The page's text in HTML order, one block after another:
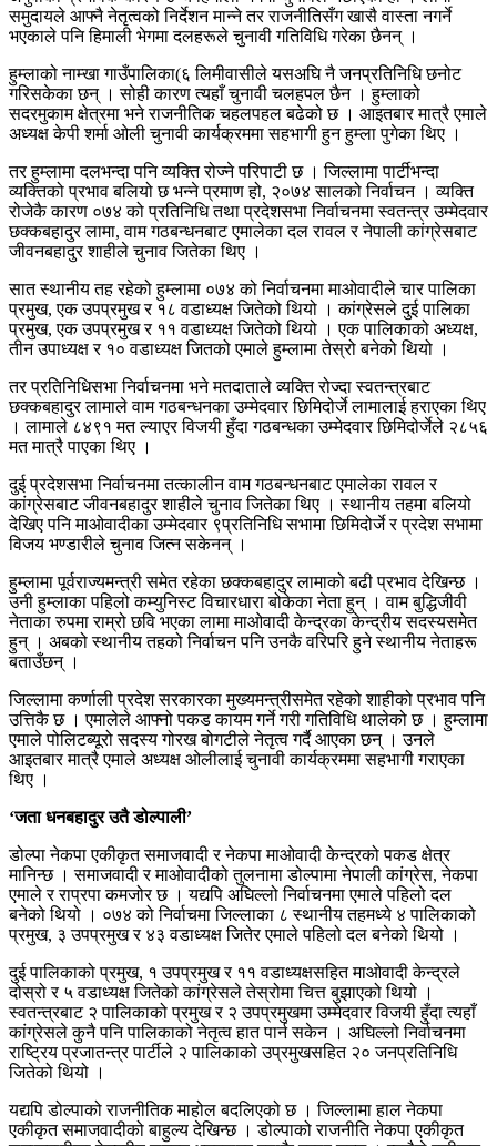
समुदायले आफ्नै नेतृत्वको निर्देशन मान्ने तर राजनीतिसँग खासै वास्ता नगर्ने
भएकाले पनि हिमाली भेगमा दलहरूले चुनावी गतिविधि गरेका छैनन् ।
हुम्लाको नाम्खा गाउँपालिका(६ लिमीवासीले यसअघि नै जनप्रतिनिधि छनोट
गरिसकेका छन् । सोही कारण त्यहाँ चुनावी चलहपल छैन । हुम्लाको
सदरमुकाम क्षेत्रमा भने राजनीतिक चहलपहल बढेको छ । आइतबार मात्रै एमाले
अध्यक्ष केपी शर्मा ओली चुनावी कार्यक्रममा सहभागी हुन हुम्ला पुगेका थिए ।
तर हुम्लामा दलभन्दा पनि व्यक्ति रोज्ने परिपाटी छ । जिल्लामा पार्टीभन्दा
व्यक्तिको प्रभाव बलियो छ भन्ने प्रमाण हो, २०७४ सालको निर्वाचन । व्यक्ति
रोजेकै कारण ०७४ को प्रतिनिधि तथा प्रदेशसभा निर्वाचनमा स्वतन्त्र उम्मेदवार
छक्कबहादुर लामा, वाम गठबन्धनबाट एमालेका दल रावल र नेपाली कांग्रेसबाट
जीवनबहादुर शाहीले चुनाव जितेका थिए ।
सात स्थानीय तह रहेको हुम्लामा ०७४ को निर्वाचनमा माओवादीले चार पालिका
प्रमुख, एक उपप्रमुख र १८ वडाध्यक्ष जितेको थियो । कांग्रेसले दुई पालिका
प्रमुख, एक उपप्रमुख र ११ वडाध्यक्ष जितेको थियो । एक पालिकाको अध्यक्ष,
तीन उपाध्यक्ष र १० वडाध्यक्ष जितको एमाले हुम्लामा तेस्रो बनेको थियो ।
तर प्रतिनिधिसभा निर्वाचनमा भने मतदाताले व्यक्ति रोज्दा स्वतन्त्रबाट
छक्कबहादुर लामाले वाम गठबन्धनका उम्मेदवार छिमिदोर्जे लामालाई हराएका थिए
। लामाले ८४९१ मत ल्याएर विजयी हुँदा गठबन्धका उम्मेदवार छिमिदोर्जेले २८५६
मत मात्रै पाएका थिए ।
दुई प्रदेशसभा निर्वाचनमा तत्कालीन वाम गठबन्धनबाट एमालेका रावल र
कांग्रेसबाट जीवनबहादुर शाहीले चुनाव जितेका थिए । स्थानीय तहमा बलियो
देखिए पनि माओवादीका उम्मेदवार ९प्रतिनिधि सभामा छिमिदोर्जे र प्रदेश सभामा
विजय भण्डारीले चुनाव जित्न सकेनन् ।
हुम्लामा पूर्वराज्यमन्त्री समेत रहेका छक्कबहादुर लामाको बढी प्रभाव देखिन्छ ।
उनी हुम्लाका पहिलो कम्युनिस्ट विचारधारा बोकेका नेता हुन् । वाम बुद्धिजीवी
नेताका रुपमा राम्रो छवि भएका लामा माओवादी केन्द्रका केन्द्रीय सदस्यसमेत
हुन् । अबको स्थानीय तहको निर्वाचन पनि उनकै वरिपरि हुने स्थानीय नेताहरू
बताउँछन् ।
जिल्लामा कर्णाली प्रदेश सरकारका मुख्यमन्त्रीसमेत रहेको शाहीको प्रभाव पनि
उत्तिकै छ । एमालेले आफ्नो पकड कायम गर्ने गरी गतिविधि थालेको छ । हुम्लामा
एमाले पोलिटब्यूरो सदस्य गोरख बोगटीले नेतृत्व गर्दै आएका छन् । उनले
आइतबार मात्रै एमाले अध्यक्ष ओलीलाई चुनावी कार्यक्रममा सहभागी गराएका
थिए ।
‘जता धनबहादुर उतै डोल्पाली’
डोल्पा नेकपा एकीकृत समाजवादी र नेकपा माओवादी केन्द्रको पकड क्षेत्र
मानिन्छ । समाजवादी र माओवादीको तुलनामा डोल्पामा नेपाली कांग्रेस, नेकपा
एमाले र राप्रपा कमजोर छ । यद्यपि अघिल्लो निर्वाचनमा एमाले पहिलो दल
बनेको थियो । ०७४ को निर्वाचमा जिल्लाका ८ स्थानीय तहमध्ये ४ पालिकाको
प्रमुख, ३ उपप्रमुख र ४३ वडाध्यक्ष जितेर एमाले पहिलो दल बनेको थियो ।
दुई पालिकाको प्रमुख, १ उपप्रमुख र ११ वडाध्यक्षसहित माओवादी केन्द्रले
दोस्रो र ५ वडाध्यक्ष जितेको कांग्रेसले तेस्रोमा चित्त बुझाएको थियो ।
स्वतन्त्रबाट २ पालिकाको प्रमुख र २ उपप्रमुखमा उम्मेदवार विजयी हुँदा त्यहाँ
कांग्रेसले कुनै पनि पालिकाको नेतृत्व हात पार्न सकेन । अघिल्लो निर्वाचनमा
राष्ट्रिय प्रजातन्त्र पार्टीले २ पालिकाको उप्रमुखसहित २० जनप्रतिनिधि
जितेको थियो ।
यद्यपि डोल्पाको राजनीतिक माहोल बदलिएको छ । जिल्लामा हाल नेकपा
एकीकृत समाजवादीको बाहुल्य देखिन्छ । डोल्पाको राजनीति नेकपा एकीकृत